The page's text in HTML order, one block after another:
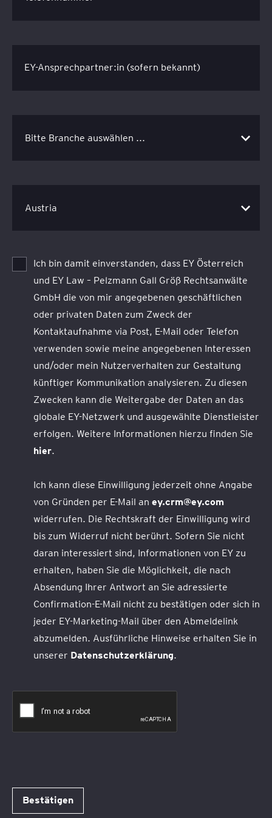
EY-Ansprechpartner:in (sofern bekannt)
Ich bin damit einverstanden, dass EY Österreich
und EY Law – Pelzmann Gall Größ Rechtsanwälte
GmbH die von mir angegebenen geschäftlichen
oder privaten Daten zum Zweck der
Kontaktaufnahme via Post, E-Mail oder Telefon
verwenden sowie meine angegebenen Interessen
und/oder mein Nutzerverhalten zur Gestaltung
künftiger Kommunikation analysieren. Zu diesen
Zwecken kann die Weitergabe der Daten an das
globale EY-Netzwerk und ausgewählte Dienstleister
erfolgen. Weitere Informationen hierzu finden Sie
hier.
Ich kann diese Einwilligung jederzeit ohne Angabe
von Gründen per E-Mail an ey.crm@ey.com
widerrufen. Die Rechtskraft der Einwilligung wird
bis zum Widerruf nicht berührt. Sofern Sie nicht
daran interessiert sind, Informationen von EY zu
erhalten, haben Sie die Möglichkeit, die nach
Absendung Ihrer Antwort an Sie adressierte
Confirmation-E-Mail nicht zu bestätigen oder sich in
jeder EY-Marketing-Mail über den Abmeldelink
abzumelden. Ausführliche Hinweise erhalten Sie in
unserer Datenschutzerklärung.
Bestätigen